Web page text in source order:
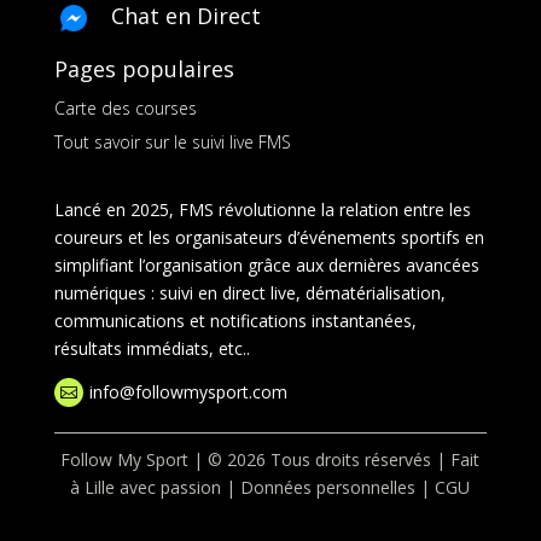
Chat en Direct
Pages populaires
Carte des courses
Tout savoir sur le suivi live FMS
Lancé en 2025, FMS révolutionne la relation entre les
coureurs et les organisateurs d’événements sportifs en
simplifiant l’organisation grâce aux dernières avancées
numériques : suivi en direct live, dématérialisation,
communications et notifications instantanées,
résultats immédiats, etc..
 info@followmysport.com
Follow My Sport | © 2026 Tous droits réservés | Fait
à Lille avec passion | Données personnelles |CGU